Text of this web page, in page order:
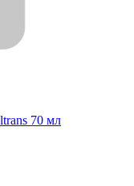
70 мл